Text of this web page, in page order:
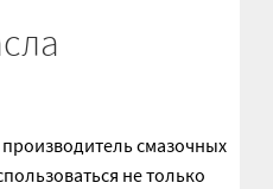
АГУ
смазочных
не только